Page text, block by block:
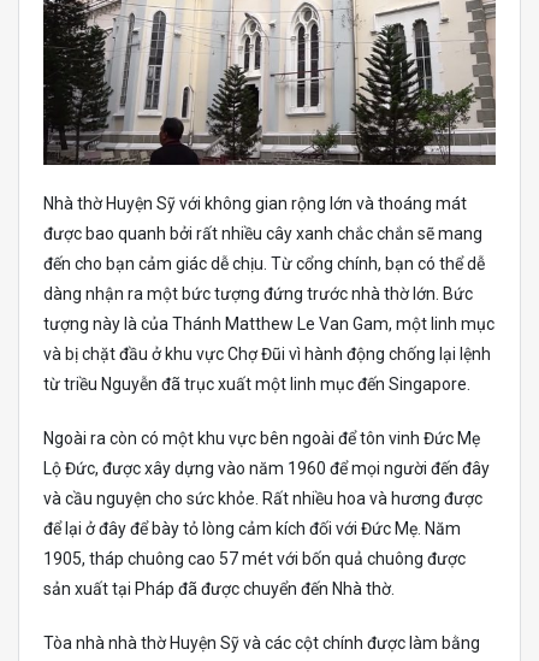
Nhà thờ Huyện Sỹ với không gian rộng lớn và thoáng mát
được bao quanh bởi rất nhiều cây xanh chắc chắn sẽ mang
đến cho bạn cảm giác dễ chịu. Từ cổng chính, bạn có thể dễ
dàng nhận ra một bức tượng đứng trước nhà thờ lớn. Bức
tượng này là của Thánh Matthew Le Van Gam, một linh mục
và bị chặt đầu ở khu vực Chợ Đũi vì hành động chống lại lệnh
từ triều Nguyễn đã trục xuất một linh mục đến Singapore.
Ngoài ra còn có một khu vực bên ngoài để tôn vinh Đức Mẹ
Lộ Đức, được xây dựng vào năm 1960 để mọi người đến đây
và cầu nguyện cho sức khỏe. Rất nhiều hoa và hương được
để lại ở đây để bày tỏ lòng cảm kích đối với Đức Mẹ. Năm
1905, tháp chuông cao 57 mét với bốn quả chuông được
sản xuất tại Pháp đã được chuyển đến Nhà thờ.
Tòa nhà nhà thờ Huyện Sỹ và các cột chính được làm bằng